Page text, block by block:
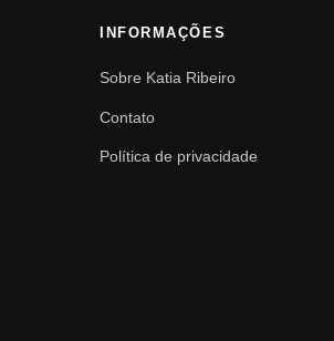
INFORMAÇÕES
Sobre Katia Ribeiro
Contato
Política de privacidade